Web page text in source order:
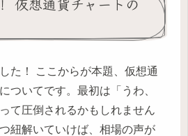
た！ ここからが本題、仮想通
ついてです。最初は「うわ、
て圧倒されるかもしれません
紐解いていけば、相場の声が